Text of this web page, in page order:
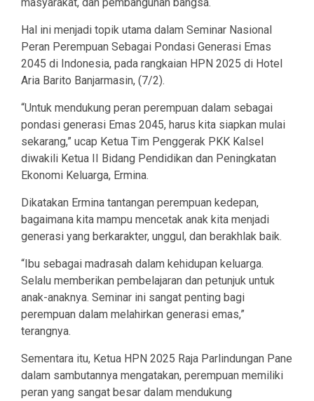
Hal ini menjadi topik utama dalam Seminar Nasional
Peran Perempuan Sebagai Pondasi Generasi Emas
2045 di Indonesia, pada rangkaian HPN 2025 di Hotel
Aria Barito Banjarmasin, (7/2).
“Untuk mendukung peran perempuan dalam sebagai
pondasi generasi Emas 2045, harus kita siapkan mulai
sekarang,” ucap Ketua Tim Penggerak PKK Kalsel
diwakili Ketua II Bidang Pendidikan dan Peningkatan
Ekonomi Keluarga, Ermina.
Dikatakan Ermina tantangan perempuan kedepan,
bagaimana kita mampu mencetak anak kita menjadi
generasi yang berkarakter, unggul, dan berakhlak baik.
“Ibu sebagai madrasah dalam kehidupan keluarga.
Selalu memberikan pembelajaran dan petunjuk untuk
anak-anaknya. Seminar ini sangat penting bagi
perempuan dalam melahirkan generasi emas,”
terangnya.
Sementara itu, Ketua HPN 2025 Raja Parlindungan Pane
dalam sambutannya mengatakan, perempuan memiliki
peran yang sangat besar dalam mendukung